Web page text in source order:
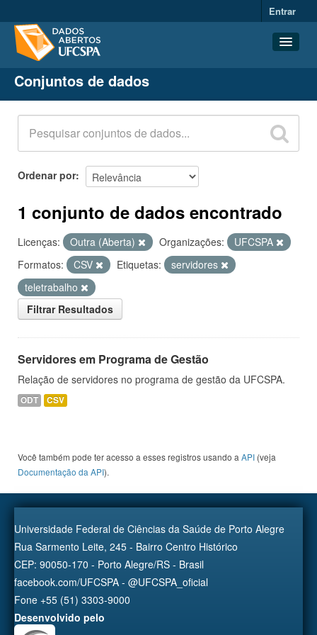
Entrar
Conjuntos de dados
Organizações
Grupos
Sobre
Conjuntos de dados
Ordenar por
1 conjunto de dados encontrado
Licenças: Outra (Aberta) Organizações:
UFCSPA
Formatos:
CSV Etiquetas:
servidores
teletrabalho
Filtrar Resultados
Servidores em Programa de Gestão
Relação de servidores no programa de gestão da UFCSPA.
ODT CSV
Você também pode ter acesso a esses registros usando a API (veja
Documentação da API).
Universidade Federal de Ciências da Saúde de Porto Alegre
Rua Sarmento Leite, 245 - Bairro Centro Histórico
CEP: 90050-170 - Porto Alegre/RS - Brasil
facebook.com/UFCSPA - @UFCSPA_oficial
Fone +55 (51) 3303-9000
Desenvolvido pelo